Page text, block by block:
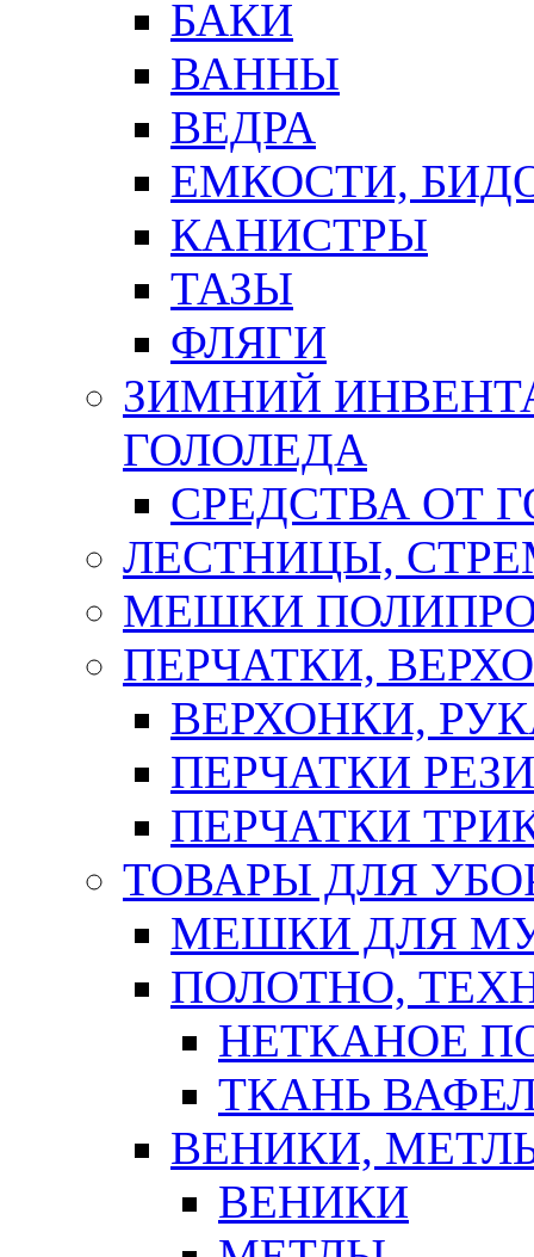
БАКИ
ВАННЫ
ВЕДРА
ЕМКОСТИ,
КАНИСТРЫ
ТАЗЫ
ФЛЯГИ
ЗИМНИЙ
ГОЛОЛЕДА
СРЕДСТВА ОТ
ЛЕСТНИЦЫ,
МЕШКИ
ПЕРЧАТКИ,
ВЕРХОНКИ,
ПЕРЧАТКИ
ПЕРЧАТКИ
ТОВАРЫ ДЛЯ
МЕШКИ ДЛЯ
ПОЛОТНО,
НЕТКАНОЕ
ТКАНЬ
ВЕНИКИ,
ВЕНИКИ